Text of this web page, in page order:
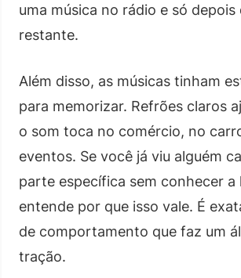
uma música no rádio e só
restante.
Além disso, as músicas tinham
para memorizar. Refrões claros
o som toca no comércio, no
eventos. Se você já viu alguém
parte específica sem conhecer a
entende por que isso vale. É
de comportamento que faz um
tração.